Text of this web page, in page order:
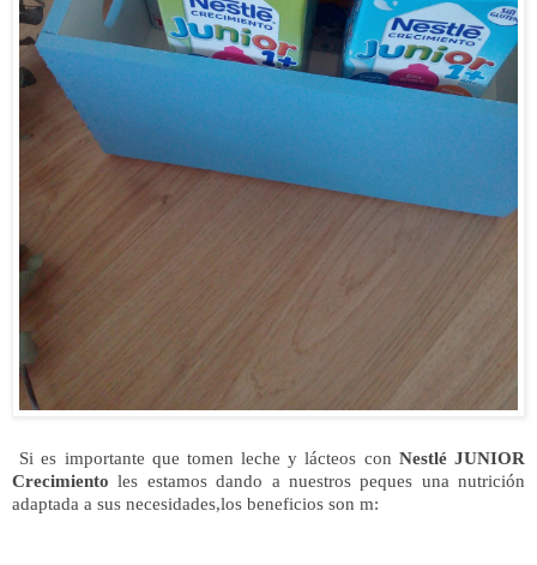
Si es importante que tomen leche y lácteos con Nestlé JUNIOR
Crecimiento les estamos dando a nuestros peques una nutrición
adaptada a sus necesidades,los beneficios son m: